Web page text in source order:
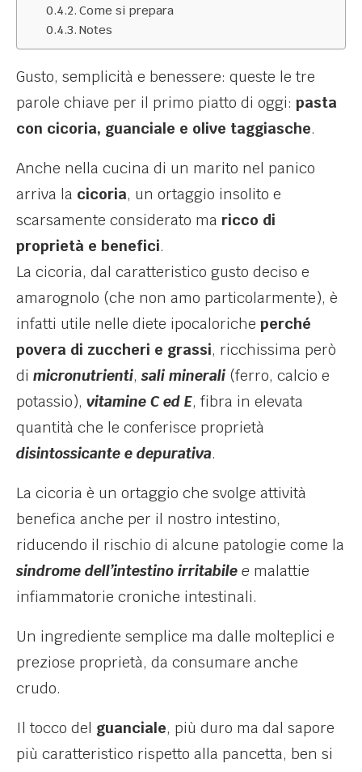
Come si prepara
Notes
Gusto, semplicità e benessere: queste le tre
parole chiave per il primo piatto di oggi: pasta
con cicoria, guanciale e olive taggiasche.
Anche nella cucina di un marito nel panico
arriva la cicoria, un ortaggio insolito e
scarsamente considerato ma ricco di
proprietà e benefici.
La cicoria, dal caratteristico gusto deciso e
amarognolo (che non amo particolarmente), è
infatti utile nelle diete ipocaloriche perché
povera di zuccheri e grassi, ricchissima però
di micronutrienti, sali minerali (ferro, calcio e
potassio), vitamine C ed E, fibra in elevata
quantità che le conferisce proprietà
disintossicante e depurativa.
La cicoria è un ortaggio che svolge attività
benefica anche per il nostro intestino,
riducendo il rischio di alcune patologie come la
sindrome dell’intestino irritabile e malattie
infiammatorie croniche intestinali.
Un ingrediente semplice ma dalle molteplici e
preziose proprietà, da consumare anche
crudo.
Il tocco del guanciale, più duro ma dal sapore
più caratteristico rispetto alla pancetta, ben si